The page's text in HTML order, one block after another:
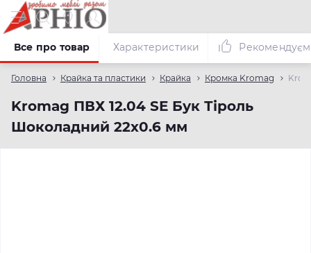
Головна Крайка та пластики Крайка Кромка Kromag
Kromag ПВХ 12.04 SЕ Бук Тіроль
Шоколадний 22х0.6 мм
Все про товар Характеристики